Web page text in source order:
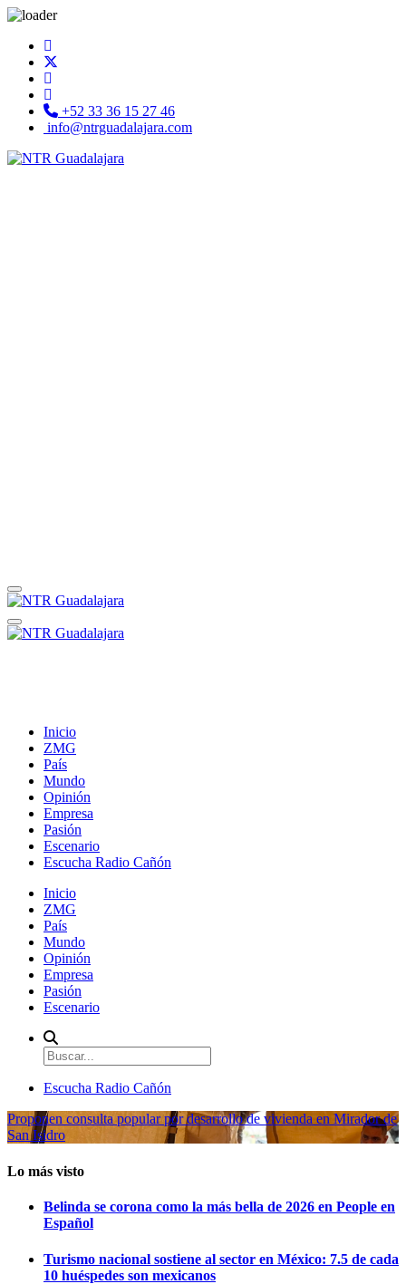
+52 33 36 15 27 46
info@ntrguadalajara.com
Inicio
ZMG
País
Mundo
Opinión
Empresa
Pasión
Escenario
Escucha Radio Cañón
Inicio
ZMG
País
Mundo
Opinión
Empresa
Pasión
Escenario
Escucha Radio Cañón
Proponen consulta popular por desarrollo de vivienda en Mirador de
San Isidro
Lo más visto
Belinda se corona como la más bella de 2026 en People en
Español
Turismo nacional sostiene al sector en México: 7.5 de cada
10 huéspedes son mexicanos